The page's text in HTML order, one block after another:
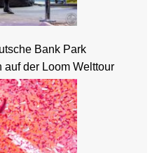
Bank Park
auf der Loom Welttour